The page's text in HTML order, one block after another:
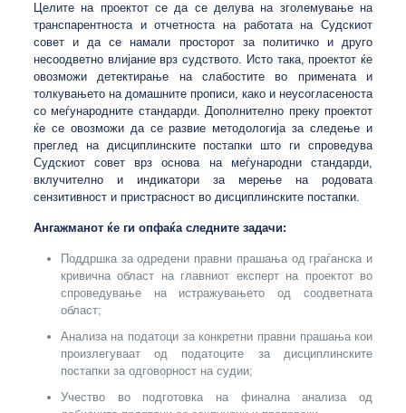
Целите на проектот се да се делува на зголемување на
транспарентноста и отчетноста на работата на Судскиот
совет и да се намали просторот за политичко и друго
несоодветно влијание врз судството. Исто така, проектот ќе
овозможи детектирање на слабостите во примената и
толкувањето на домашните прописи, како и неусогласеноста
со меѓународните стандарди. Дополнително преку проектот
ќе се овозможи да се развие методологија за следење и
преглед на дисциплинските постапки што ги спроведува
Судскиот совет врз основа на меѓународни стандарди,
вклучително и индикатори за мерење на родовата
сензитивност и пристрасност во дисциплинските постапки.
Ангажманот ќе ги опфаќа следните задачи:
Поддршка за одредени правни прашања од граѓанска и
кривична област на главниот експерт на проектот во
спроведување на истражувањето од соодветната
област;
Анализа на податоци за конкретни правни прашања кои
произлегуваат од податоците за дисциплинските
постапки за одговорност на судии;
Учество во подготовка на финална анализа од